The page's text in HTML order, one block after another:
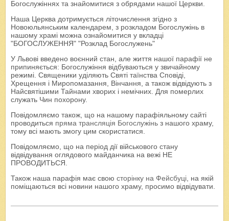
Богослужіннях та знайомитися з обрядами нашої Церкви.
Наша Церква дотримується літочислення згідно з
Новоюльянським календарем, з розкладом Богослужінь в
нашому храмі можна ознайомитися у вкладці
"БОГОСЛУЖЕННЯ" "Розклад Богослужень"
У Львові введено воєнний стан, але життя нашої парафії не
припиняється: Богослужіння відбуваються у звичайному
режимі. Священики уділяють Святі таїнства Сповіді,
Хрещення і Миропомазання, Вінчання, а також відвідують з
Найсвятішими Тайнами хворих і немічних. Для померлих
служать Чин похорону.
Повідомляємо також, що на нашому парафіяльному сайті
проводиться пряма трансляція Богослужінь з нашого храму,
тому всі мають змогу цим скористатися.
Повідомляємо, що на період дії військового стану
відвідування оглядового майданчика на вежі НЕ
ПРОВОДИТЬСЯ.
Також наша парафія має свою сторінку на Фейсбуці, на якій
поміщаються всі новини нашого храму, просимо відвідувати.